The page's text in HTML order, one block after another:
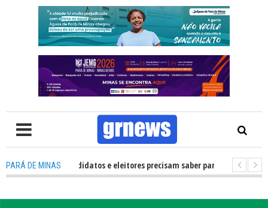
PARÁ DE MINAS
TV: O que candidatos e eleitores precisam saber para não ter problemas